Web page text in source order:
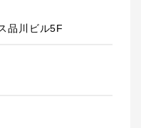
品川ビル5F